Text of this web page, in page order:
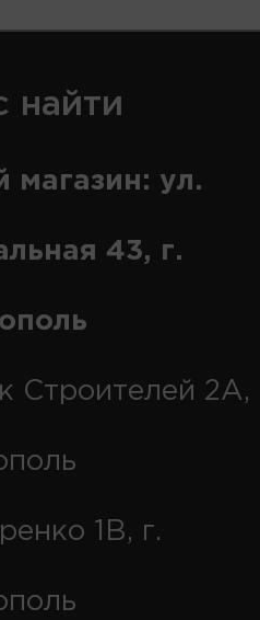
найти
магазин: ул.
43, г.
Строителей 2А,
1В, г.